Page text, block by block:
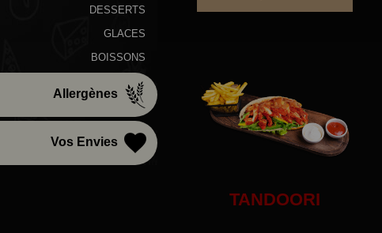
DESSERTS
GLACES
BOISSONS
Allergènes
Vos Envies
TANDOORI